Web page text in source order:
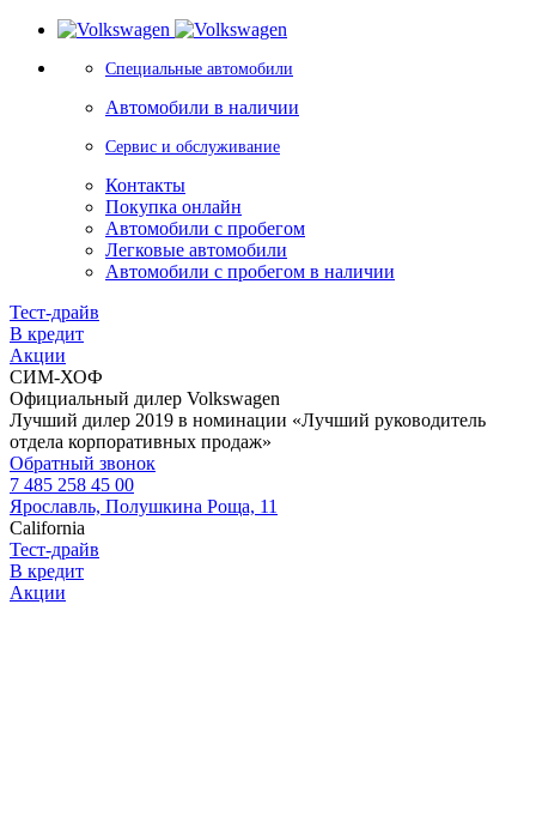
Специальные автомобили
Автомобили в наличии
Сервис и обслуживание
Контакты
Покупка онлайн
Автомобили с пробегом
Легковые автомобили
Автомобили с пробегом в наличии
Тест-драйв
В кредит
Акции
СИМ-ХОФ
Официальный дилер Volkswagen
Лучший дилер 2019 в номинации «Лучший руководитель
отдела корпоративных продаж»
Обратный звонок
7 485 258 45 00
Ярославль, Полушкина Роща, 11
California
Тест-драйв
В кредит
Акции